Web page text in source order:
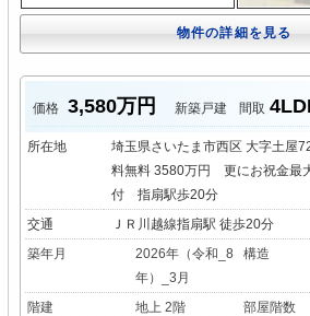
物件の詳細を見る
価格 3,580万円 新築戸建 間取
所在地
埼玉県さいたま市西区 大字土屋
料無料 3580万円 更にお祝金最
付 指扇駅歩20分
交通
ＪＲ川越線指扇駅 徒歩20分
築年月
2026年（令和_8
年）_3月
構造
階建 地上 2階
部屋階数